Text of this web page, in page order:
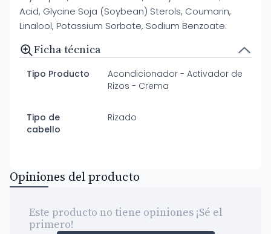
Acid, Glycine Soja (Soybean) Sterols, Coumarin,
Linalool, Potassium Sorbate, Sodium Benzoate.
Ficha técnica
Tipo Producto
Acondicionador - Activador de
Rizos - Crema
Tipo de
cabello
Rizado
Opiniones del producto
Este producto no tiene opiniones ¡Sé el
primero!